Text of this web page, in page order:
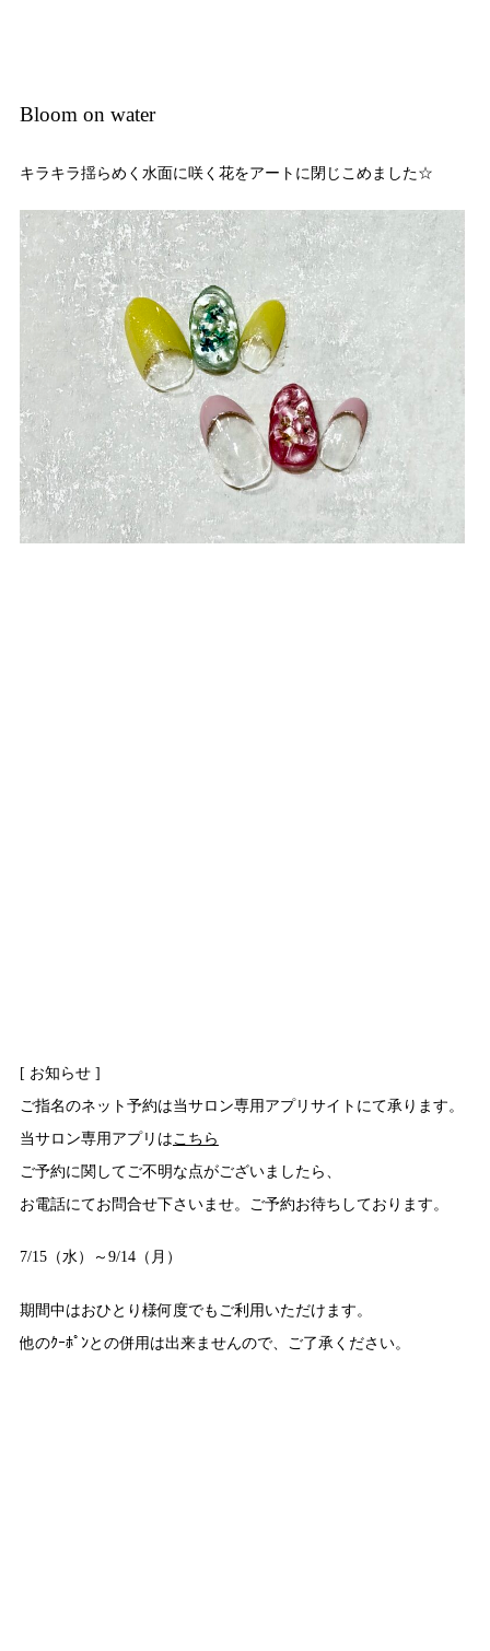
Bloom on water
キラキラ揺らめく水面に咲く花をアートに閉じこめました☆
[ お知らせ ]
ご指名のネット予約は当サロン専用アプリサイトにて承ります。
当サロン専用アプリはこちら
ご予約に関してご不明な点がございましたら、
お電話にてお問合せ下さいませ。ご予約お待ちしております。
7/15（水）～9/14（月）
期間中はおひとり様何度でもご利用いただけます。
他のｸｰﾎﾟﾝとの併用は出来ませんので、ご了承ください。